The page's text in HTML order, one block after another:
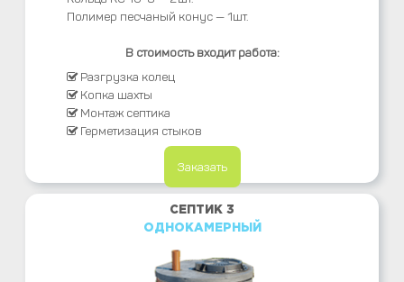
Полимер песчаный конус — 1шт.
В стоимость входит работа:
Разгрузка колец
Копка шахты
Монтаж септика
Герметизация стыков
Заказать
СЕПТИК 3
ОДНОКАМЕРНЫЙ